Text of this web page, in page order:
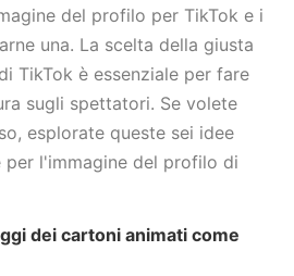
del profilo per TikTok e i
una. La scelta della giusta
TikTok è essenziale per fare
sugli spettatori. Se volete
esplorate queste sei idee
per l'immagine del profilo di
dei cartoni animati come